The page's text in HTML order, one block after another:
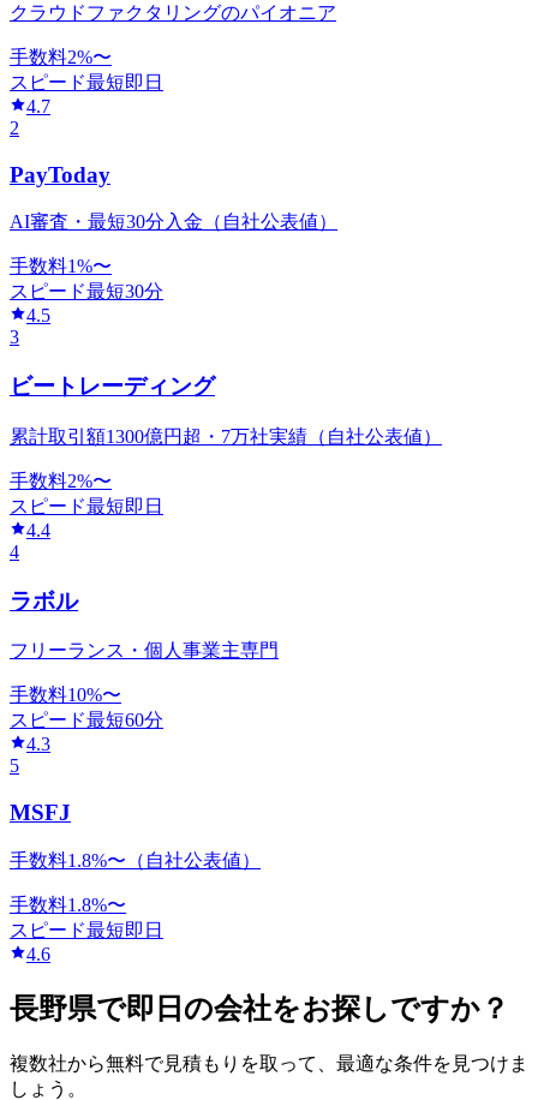
クラウドファクタリングのパイオニア
手数料2%〜
スピード最短即日
4.7
2
PayToday
AI審査・最短30分入金（自社公表値）
手数料1%〜
スピード最短30分
4.5
3
ビートレーディング
累計取引額1300億円超・7万社実績（自社公表値）
手数料2%〜
スピード最短即日
4.4
4
ラボル
フリーランス・個人事業主専門
手数料10%〜
スピード最短60分
4.3
5
MSFJ
手数料1.8%〜（自社公表値）
手数料1.8%〜
スピード最短即日
4.6
長野県で即日 の会社をお探しですか？
複数社から無料で見積もりを取って、最適な条件を見つけま
しょう。